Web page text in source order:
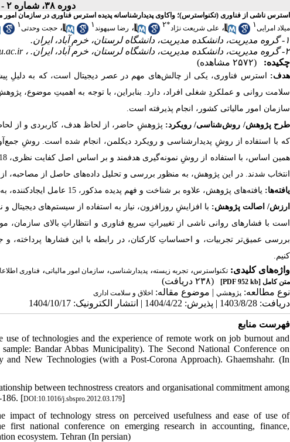
دوره ۳۸، شماره ۲ - ( تابستان ۱۴۰۴ )
استرس ناشی از فناوری (تکنواسترس)؛ واکاوی پدیدارشناسانه پدیده استرس فناوری در سازمان امور
میلاد امرایی۱ ، علی شریعت نژاد*۲ ، رضا سپهوند۱ ، حجت وحدتی۱
۱- گروه مدیریت، دانشکده مدیریت، دانشگاه لرستان، خرم آباد، ایران.
۲- گروه مدیریت، دانشکده مدیریت، دانشگاه لرستان، خرم آباد، ایران. ،
چکیده:
(۲۵۷۲ مشاهده)
هدف: استرس فناوری، یکی از چالش‌های مهم در عصر دیجیتال است، که به دلیلِ
سلامت روانی و عملکردِ شغلی افراد، دارد. بنابراین، با توجه به اهمیتِ موضوع،
سازمان امور مالیاتی کشور، انجام پذیرفته است.
طرح پژوهش/ روش‏‌شناسی/ رویکرد: پژوهشِ حاضر، از لحاظ هدف، کاربردی و از
که با استفاده از روشِ پدیدارشناسی و رویکرد دیکلمن، انجام شده است. روشِ
همین اساس، با استفاده از روشِ نمونه­‌گیری هدفمند و بر اساس اصل کفایت نظری، 18 نفر از
انتخاب شدند. در این پژوهش، به منظور بررسی و تحلیل داده‌های حاصل از مصاحبه،
یافته‌­ها: یافته‌­های پژوهش، علاوه بر شناخت و فهم پدیده مذکور، 15 عامل ایجادکننده، به ­عنوانِ عوامل ایجادکننده استرس فناوری را شناسایی کرده است
ارزش/ اصالت پژوهش: با افزایشِ روزافزون، نیاز به استفاده از سیستم‌های
است با فشارهای روانی ناشی از تغییراتِ سریع فناوری و انتظاراتِ بالای سازمان،
بررسی عمیق‌تر تجربیات، و احساساتِ کارکنان، در رابطه با این فشارها پرداخته، و
کنیم.
واژه‌های کلیدی: تکنواسترس، تجربه زیسته، پدیدارشناسی، سازمان امور مالیاتی، فناوری
متن کامل [PDF 952 kb]
(۲۳۸ دریافت)
نوع مطالعه: پژوهشي | موضوع مقاله: اخلاق و سلامت اداری
دریافت: 1403/8/28 | پذیرش: 1404/4/22 | انتشار الکترونیک: 1404/10/17
فهرست منابع
of technologies and the experience of remote work on job burnout and
Bandar Abbas Municipality). The Second National Conference on
New Technologies (with a Post-Corona Approach). Ghaemshahr. (In
between technostress creators and organisational commitment among
186. [DOI:10.1016/j.sbspro.2012.03.179]
of technology stress on perceived usefulness and ease of use of
first national conference on emerging research in accounting, finance,
ecosystem. Tehran (In persian)